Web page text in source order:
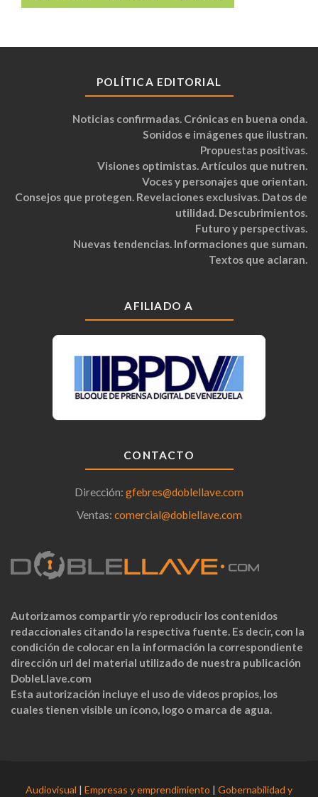
POLÍTICA EDITORIAL
Noticias confirmadas. Crónicas en buena onda.
Sonidos e imágenes que ilustran.
Propuestas positivas.
Visiones optimistas. Artículos que nutren.
Voces y personajes que orientan.
Consejos que protegen. Revelaciones exclusivas. Datos de
utilidad. Descubrimientos.
Futuro y perspectivas.
Nuevas tendencias. Informaciones que suman.
Textos que aclaran.
AFILIADO A
CONTACTO
Dirección: gfebres@doblellave.com
Ventas: comercial@doblellave.com
Autorizamos compartir y/o reproducir los contenidos
redaccionales citando la respectiva fuente. Es decir, con la
condición de colocar en la información la correspondiente
dirección url del material utilizado de nuestra publicación
DobleLlave.com
Esta autorización incluye el uso de videos propios, los
cuales tienen visible un ícono, logo o marca de agua.
Audiovisual | Empresas y emprendimiento | Gobernabilidad y